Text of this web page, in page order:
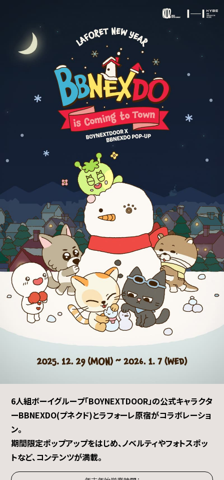
6人組ボーイグループ「BOYNEXTDOOR」の公式キャラクタ
ーBBNEXDO(プネクド)とラフォーレ原宿がコラボレーショ
ン。
期間限定ポップアップをはじめ、ノベルティやフォトスポッ
トなど、コンテンツが満載。